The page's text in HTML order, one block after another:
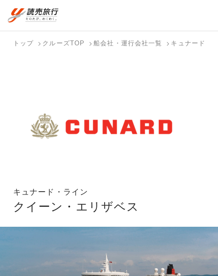
航空券+宿泊
フリーワード
国内旅行トップ
海外旅行トップ
トップ クルーズTOP 船会社・運行会社一覧 キュナード・
キュナード・ライン
クイーン・エリザベス